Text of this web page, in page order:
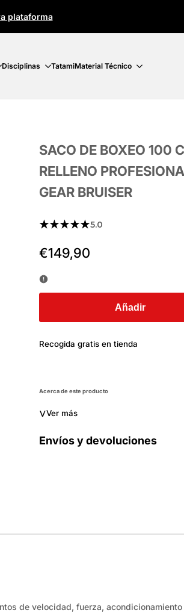
plataforma
Disciplinas TatamiMaterial Técnico
SACO DE BOXEO 100
RELLENO
GEAR BRUISER
★★★★★5.0
Precio
oferta
€149,90
Añadir
Recogida gratis en tienda
Acerca de este producto
˅Ver más
Envíos y devoluciones
de velocidad, fuerza,